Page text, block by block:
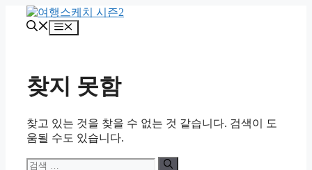
메
찾지 못함
찾고 있는 것을 찾을 수 없는 것 같습니다. 검색이 도
움될 수도 있습니다.
검